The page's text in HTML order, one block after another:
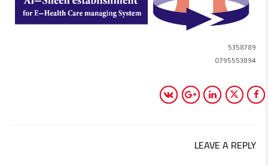
5358789
0795553894
LEAVE A REPLY